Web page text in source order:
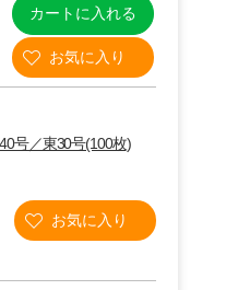
カートに入れる
号／東30号(100枚)